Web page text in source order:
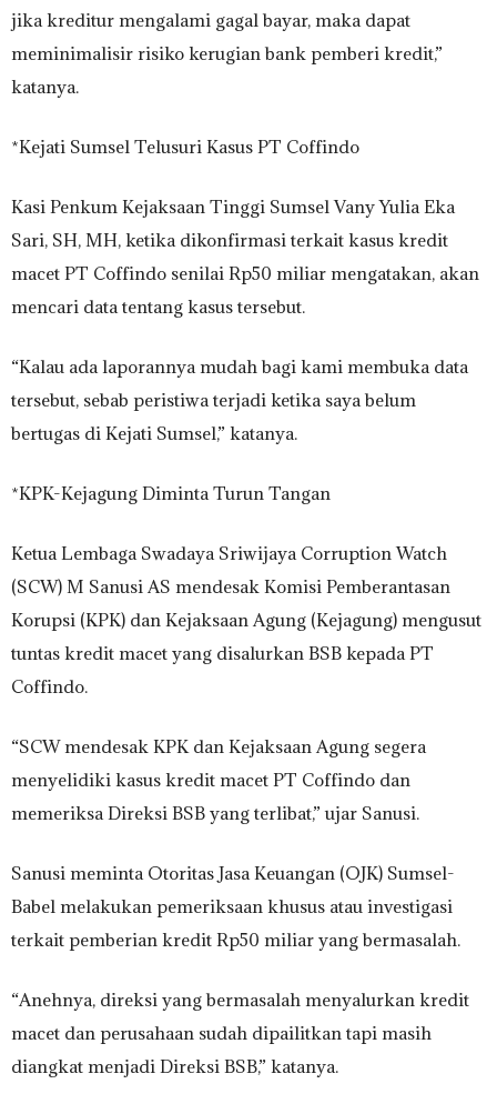
jika kreditur mengalami gagal bayar, maka dapat
meminimalisir risiko kerugian bank pemberi kredit,”
katanya.
*Kejati Sumsel Telusuri Kasus PT Coffindo
Kasi Penkum Kejaksaan Tinggi Sumsel Vany Yulia Eka
Sari, SH, MH, ketika dikonfirmasi terkait kasus kredit
macet PT Coffindo senilai Rp50 miliar mengatakan, akan
mencari data tentang kasus tersebut.
“Kalau ada laporannya mudah bagi kami membuka data
tersebut, sebab peristiwa terjadi ketika saya belum
bertugas di Kejati Sumsel,” katanya.
*KPK-Kejagung Diminta Turun Tangan
Ketua Lembaga Swadaya Sriwijaya Corruption Watch
(SCW) M Sanusi AS mendesak Komisi Pemberantasan
Korupsi (KPK) dan Kejaksaan Agung (Kejagung) mengusut
tuntas kredit macet yang disalurkan BSB kepada PT
Coffindo.
“SCW mendesak KPK dan Kejaksaan Agung segera
menyelidiki kasus kredit macet PT Coffindo dan
memeriksa Direksi BSB yang terlibat,” ujar Sanusi.
Sanusi meminta Otoritas Jasa Keuangan (OJK) Sumsel-
Babel melakukan pemeriksaan khusus atau investigasi
terkait pemberian kredit Rp50 miliar yang bermasalah.
“Anehnya, direksi yang bermasalah menyalurkan kredit
macet dan perusahaan sudah dipailitkan tapi masih
diangkat menjadi Direksi BSB,” katanya.